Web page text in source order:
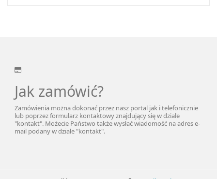
Jak zamówić?
Zamówienia można dokonać przez nasz portal jak i telefonicznie
lub poprzezformularz kontaktowyznajdujący się w dziale
"kontakt". Możecie Państwo także wysłać wiadomość na adres e-
mail podany w dziale "kontakt".